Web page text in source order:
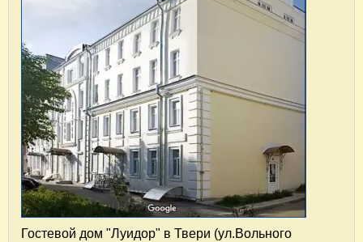
Гостевой дом "Луидор" в Твери (ул.Вольного